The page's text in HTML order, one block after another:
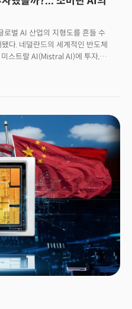
로벌 AI 산업의 지형도를 흔들 수
다. 네덜란드의 세계적인 반도체
스트랄 AI(Mistral AI)에 투자,
성명을 통해 “미스트랄 AI의
럽에서 가장 기업가치가 큰 AI
번 계약은 미스트랄 AI가 6억유로의
9조4000억원)로 기업 가치를
년 설립 이래로 미스트랄 AI는 단 2년
자금을 확보했으며 직원 수는
순한 대규모 AI 투자를 넘어서는
이 장악해 온 AI 패권 구도에 유럽이
으로 해석되기 때문이다. 유럽
어 기업(미스트랄 AI)이 손을
능성이 열렸다.